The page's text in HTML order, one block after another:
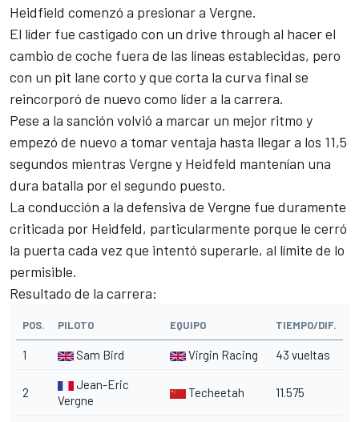
Heidfield comenzó a presionar a Vergne.
El líder fue castigado con un drive through al hacer el
cambio de coche fuera de las líneas establecidas, pero
con un pit lane corto y que corta la curva final se
reincorporó de nuevo como líder a la carrera.
Pese a la sanción volvió a marcar un mejor ritmo y
empezó de nuevo a tomar ventaja hasta llegar a los 11,5
segundos mientras Vergne y Heidfeld mantenían una
dura batalla por el segundo puesto.
La conducción a la defensiva de Vergne fue duramente
criticada por Heidfeld, particularmente porque le cerró
la puerta cada vez que intentó superarle, al límite de lo
permisible.
Resultado de la carrera:
POS. PILOTO EQUIPO TIEMPO/DIF.
1 Sam Bird Virgin Racing 43 vueltas
2
Jean-Eric
Vergne
Techeetah 11.575